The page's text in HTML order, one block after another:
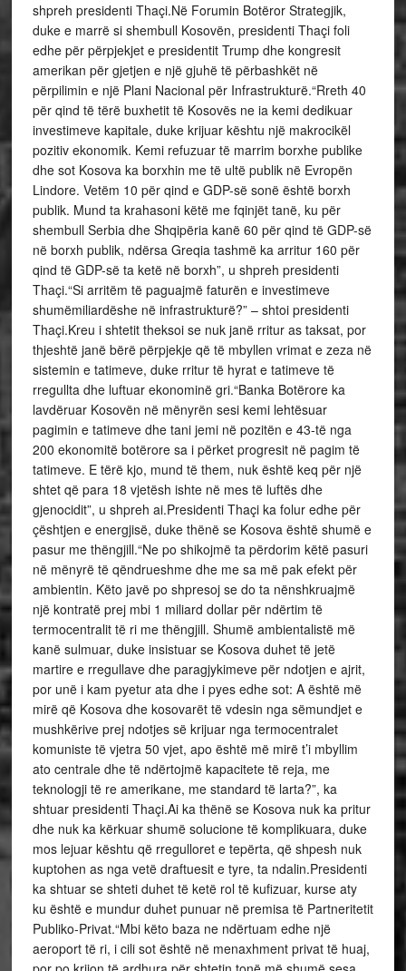
shpreh presidenti Thaçi.Në Forumin Botëror Strategjik,
duke e marrë si shembull Kosovën, presidenti Thaçi foli
edhe për përpjekjet e presidentit Trump dhe kongresit
amerikan për gjetjen e një gjuhë të përbashkët në
përpilimin e një Plani Nacional për Infrastrukturë.“Rreth 40
për qind të tërë buxhetit të Kosovës ne ia kemi dedikuar
investimeve kapitale, duke krijuar kështu një makrocikël
pozitiv ekonomik. Kemi refuzuar të marrim borxhe publike
dhe sot Kosova ka borxhin me të ultë publik në Evropën
Lindore. Vetëm 10 për qind e GDP-së sonë është borxh
publik. Mund ta krahasoni këtë me fqinjët tanë, ku për
shembull Serbia dhe Shqipëria kanë 60 për qind të GDP-së
në borxh publik, ndërsa Greqia tashmë ka arritur 160 për
qind të GDP-së ta ketë në borxh”, u shpreh presidenti
Thaçi.“Si arritëm të paguajmë faturën e investimeve
shumëmiliardëshe në infrastrukturë?” – shtoi presidenti
Thaçi.Kreu i shtetit theksoi se nuk janë rritur as taksat, por
thjeshtë janë bërë përpjekje që të mbyllen vrimat e zeza në
sistemin e tatimeve, duke rritur të hyrat e tatimeve të
rregullta dhe luftuar ekonominë gri.“Banka Botërore ka
lavdëruar Kosovën në mënyrën sesi kemi lehtësuar
pagimin e tatimeve dhe tani jemi në pozitën e 43-të nga
200 ekonomitë botërore sa i përket progresit në pagim të
tatimeve. E tërë kjo, mund të them, nuk është keq për një
shtet që para 18 vjetësh ishte në mes të luftës dhe
gjenocidit”, u shpreh ai.Presidenti Thaçi ka folur edhe për
çështjen e energjisë, duke thënë se Kosova është shumë e
pasur me thëngjill.“Ne po shikojmë ta përdorim këtë pasuri
në mënyrë të qëndrueshme dhe me sa më pak efekt për
ambientin. Këto javë po shpresoj se do ta nënshkruajmë
një kontratë prej mbi 1 miliard dollar për ndërtim të
termocentralit të ri me thëngjill. Shumë ambientalistë më
kanë sulmuar, duke insistuar se Kosova duhet të jetë
martire e rregullave dhe paragjykimeve për ndotjen e ajrit,
por unë i kam pyetur ata dhe i pyes edhe sot: A është më
mirë që Kosova dhe kosovarët të vdesin nga sëmundjet e
mushkërive prej ndotjes së krijuar nga termocentralet
komuniste të vjetra 50 vjet, apo është më mirë t’i mbyllim
ato centrale dhe të ndërtojmë kapacitete të reja, me
teknologji të re amerikane, me standard të larta?”, ka
shtuar presidenti Thaçi.Ai ka thënë se Kosova nuk ka pritur
dhe nuk ka kërkuar shumë solucione të komplikuara, duke
mos lejuar kështu që rregulloret e tepërta, që shpesh nuk
kuptohen as nga vetë draftuesit e tyre, ta ndalin.Presidenti
ka shtuar se shteti duhet të ketë rol të kufizuar, kurse aty
ku është e mundur duhet punuar në premisa të Partneritetit
Publiko-Privat.“Mbi këto baza ne ndërtuam edhe një
aeroport të ri, i cili sot është në menaxhment privat të huaj,